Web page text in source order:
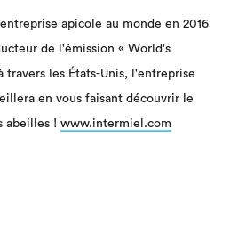
apicole au monde en 2016
de l'émission « World's
travers les États-Unis, l'entreprise
en vous faisant découvrir le
abeilles ! www.intermiel.com